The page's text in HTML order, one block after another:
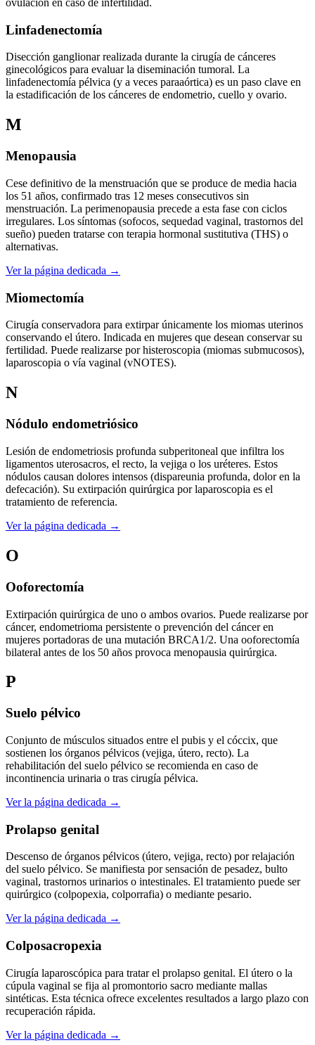
ovulación en caso de infertilidad.
Linfadenectomía
Disección ganglionar realizada durante la cirugía de cánceres
ginecológicos para evaluar la diseminación tumoral. La
linfadenectomía pélvica (y a veces paraaórtica) es un paso clave en
la estadificación de los cánceres de endometrio, cuello y ovario.
M
Menopausia
Cese definitivo de la menstruación que se produce de media hacia
los 51 años, confirmado tras 12 meses consecutivos sin
menstruación. La perimenopausia precede a esta fase con ciclos
irregulares. Los síntomas (sofocos, sequedad vaginal, trastornos del
sueño) pueden tratarse con terapia hormonal sustitutiva (THS) o
alternativas.
Ver la página dedicada →
Miomectomía
Cirugía conservadora para extirpar únicamente los miomas uterinos
conservando el útero. Indicada en mujeres que desean conservar su
fertilidad. Puede realizarse por histeroscopia (miomas submucosos),
laparoscopia o vía vaginal (vNOTES).
N
Nódulo endometriósico
Lesión de endometriosis profunda subperitoneal que infiltra los
ligamentos uterosacros, el recto, la vejiga o los uréteres. Estos
nódulos causan dolores intensos (dispareunia profunda, dolor en la
defecación). Su extirpación quirúrgica por laparoscopia es el
tratamiento de referencia.
Ver la página dedicada →
O
Ooforectomía
Extirpación quirúrgica de uno o ambos ovarios. Puede realizarse por
cáncer, endometrioma persistente o prevención del cáncer en
mujeres portadoras de una mutación BRCA1/2. Una ooforectomía
bilateral antes de los 50 años provoca menopausia quirúrgica.
P
Suelo pélvico
Conjunto de músculos situados entre el pubis y el cóccix, que
sostienen los órganos pélvicos (vejiga, útero, recto). La
rehabilitación del suelo pélvico se recomienda en caso de
incontinencia urinaria o tras cirugía pélvica.
Ver la página dedicada →
Prolapso genital
Descenso de órganos pélvicos (útero, vejiga, recto) por relajación
del suelo pélvico. Se manifiesta por sensación de pesadez, bulto
vaginal, trastornos urinarios o intestinales. El tratamiento puede ser
quirúrgico (colpopexia, colporrafia) o mediante pesario.
Ver la página dedicada →
Colposacropexia
Cirugía laparoscópica para tratar el prolapso genital. El útero o la
cúpula vaginal se fija al promontorio sacro mediante mallas
sintéticas. Esta técnica ofrece excelentes resultados a largo plazo con
recuperación rápida.
Ver la página dedicada →